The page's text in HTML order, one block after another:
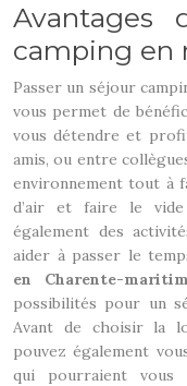
Avantages
camping en
Passer un séjour
vous permet de
vous détendre et
amis, ou entre
environnement tout à
d’air et faire le
également des
aider à passer le
en Charente-
possibilités pour un
Avant de choisir la
pouvez également
qui pourraient